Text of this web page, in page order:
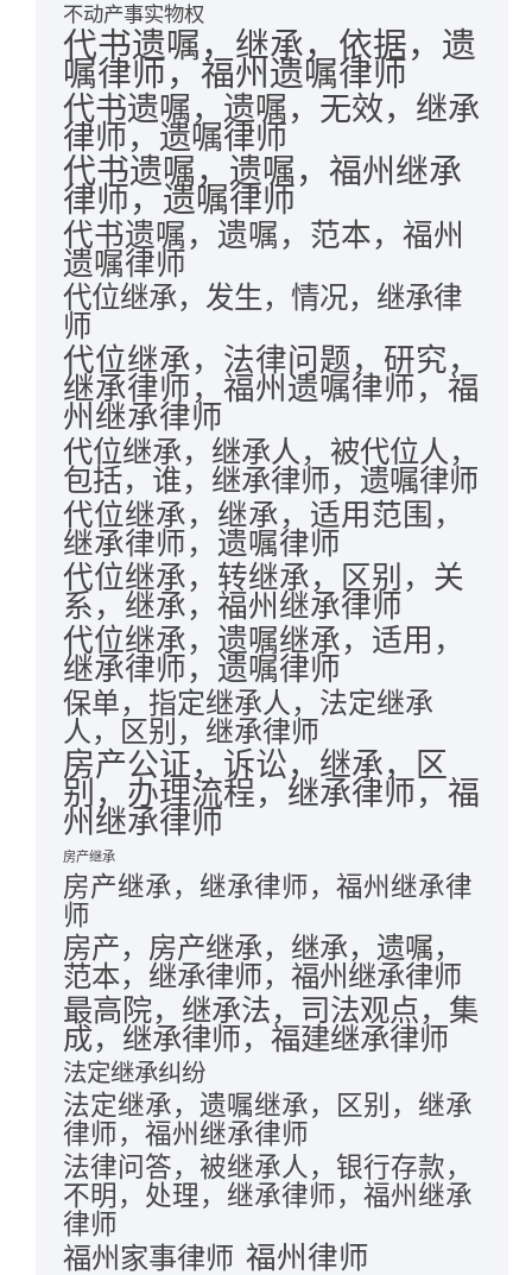
不动产事实物权
代书遗嘱，继承，依据，遗
嘱律师，福州遗嘱律师
代书遗嘱，遗嘱，无效，继承
律师，遗嘱律师
代书遗嘱，遗嘱，福州继承
律师，遗嘱律师
代书遗嘱，遗嘱，范本，福州
遗嘱律师
代位继承，发生，情况，继承律
师
代位继承，法律问题，研究，
继承律师，福州遗嘱律师，福
州继承律师
代位继承，继承人，被代位人，
包括，谁，继承律师，遗嘱律师
代位继承，继承，适用范围，
继承律师，遗嘱律师
代位继承，转继承，区别，关
系，继承，福州继承律师
代位继承，遗嘱继承，适用，
继承律师，遗嘱律师
保单，指定继承人，法定继承
人，区别，继承律师
房产公证，诉讼，继承，区
别，办理流程，继承律师，福
州继承律师
房产继承
房产继承，继承律师，福州继承律
师
房产，房产继承，继承，遗嘱，
范本，继承律师，福州继承律师
最高院，继承法，司法观点，集
成，继承律师，福建继承律师
法定继承纠纷
法定继承，遗嘱继承，区别，继承
律师，福州继承律师
法律问答，被继承人，银行存款，
不明，处理，继承律师，福州继承
律师
福州家事律师 福州律师